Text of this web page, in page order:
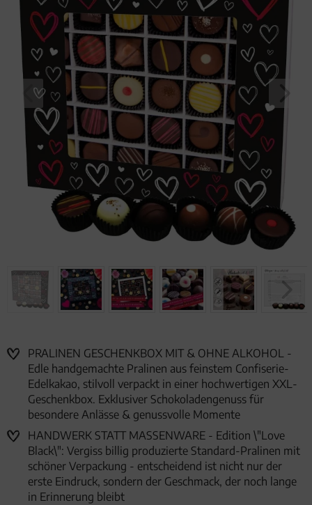
PRALINEN GESCHENKBOX MIT & OHNE ALKOHOL -
Edle handgemachte Pralinen aus feinstem Confiserie-
Edelkakao, stilvoll verpackt in einer hochwertigen XXL-
Geschenkbox. Exklusiver Schokoladengenuss für
besondere Anlässe & genussvolle Momente
HANDWERK STATT MASSENWARE - Edition \"Love
Black\": Vergiss billig produzierte Standard-Pralinen mit
schöner Verpackung - entscheidend ist nicht nur der
erste Eindruck, sondern der Geschmack, der noch lange
in Erinnerung bleibt
Geburtstag
Bayern